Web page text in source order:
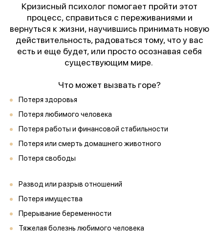
Кризисный психолог помогает пройти этот
процесс, справиться с переживаниями и
вернуться к жизни, научившись принимать новую
действительность, радоваться тому, что у вас
есть и еще будет, или просто осознавая себя
существующим мире.
Что может вызвать горе?
Потеря здоровья
Потеря любимого человека
Потеря работы и финансовой стабильности
Потеря или смерть домашнего животного
Потеря свободы
Развод или разрыв отношений
Потеря имущества
Прерывание беременности
Тяжелая болезнь любимого человека